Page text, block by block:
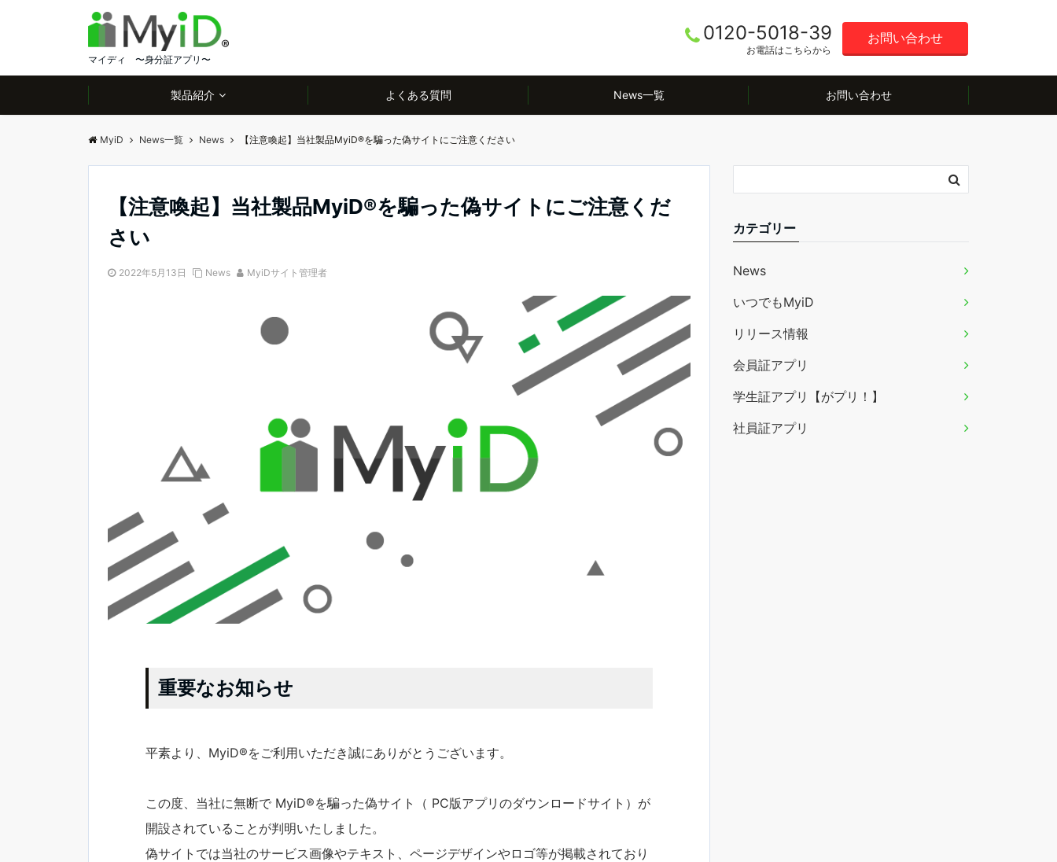
マイディ 〜身分証アプリ〜
0120-5018-39
お電話はこちらから
お問い合わせ
製品紹介 よくある質問 News一覧 お問い合わせ
MyiD News一覧 News 【注意喚起】当社製品MyiD®を騙った偽サイトにご注意ください
【注意喚起】当社製品MyiD®を騙った偽サイトにご注意くだ
さい
2022年5月13日 News MyiDサイト管理者
重要なお知らせ
平素より、MyiD®をご利用いただき誠にありがとうございます。
この度、当社に無断で MyiD®を騙った偽サイト（ PC版アプリのダウンロードサイト）が
開設されていることが判明いたしました。
偽サイトでは当社のサービス画像やテキスト、ページデザインやロゴ等が掲載されており
カテゴリー
News
いつでもMyiD
リリース情報
会員証アプリ
学生証アプリ【がプリ！】
社員証アプリ